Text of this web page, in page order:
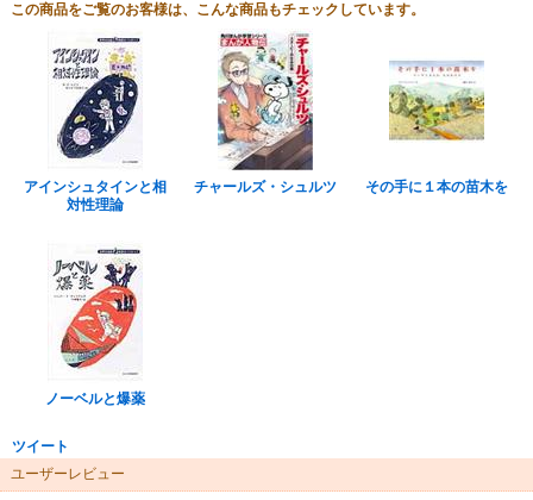
この商品をご覧のお客様は、こんな商品もチェックしています。
アインシュタインと相
対性理論
チャールズ・シュルツ その手に１本の苗木を
ノーベルと爆薬
ツイート
ユーザーレビュー